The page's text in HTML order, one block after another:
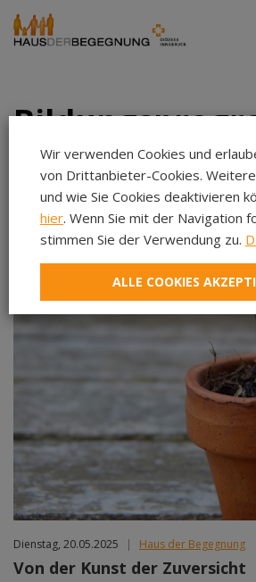
Alle Portale Kommende
Aug 2026
Sep 2026
Okt 2026
Nov 2026
Dez 2026
Jan 2027
Feb 2027
Mär 2027
Apr 2027
Mai 2027
Jun 2027
Jul 2027
Dienstag, 20.05.2025 | Haus der Begegnung
Von der Kunst der Zuversicht
Wir verwenden Cookies und
von Drittanbieter-Cookies.
und wie Sie Cookies deaktivieren
hier. Wenn Sie mit der Navigation
stimmen Sie der Verwendung zu.
ALLE COOKIES